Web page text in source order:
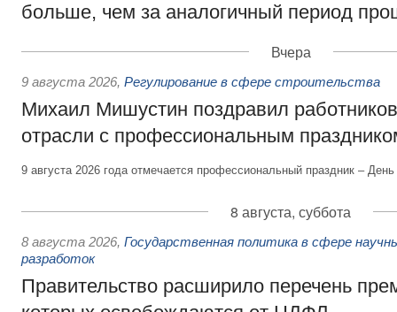
больше, чем за аналогичный период
Вчера
9 августа 2026, Регулирование в сфере строительства
Михаил Мишустин поздравил
отрасли с профессиональным
9 августа 2026 года отмечается профессиональный праздник – День
8 августа, суббота
8 августа 2026, Государственная политика в сфере
разработок
Правительство расширило перечень